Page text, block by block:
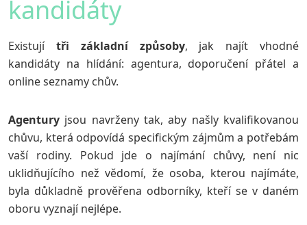
kandidáty
Existují tři základní způsoby, jak najít vhodné
kandidáty na hlídání: agentura, doporučení přátel a
online seznamy chův.
Agentury jsou navrženy tak, aby našly kvalifikovanou
chůvu, která odpovídá specifickým zájmům a potřebám
vaší rodiny. Pokud jde o najímání chůvy, není nic
uklidňujícího než vědomí, že osoba, kterou najímáte,
byla důkladně prověřena odborníky, kteří se v daném
oboru vyznají nejlépe.